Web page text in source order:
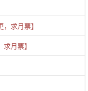
求月票】
月票】